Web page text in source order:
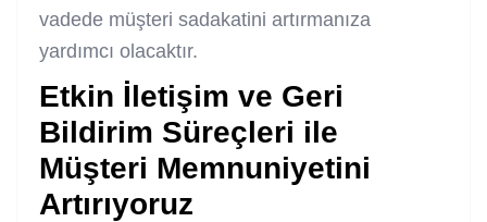
vadede müşteri sadakatini artırmanıza
yardımcı olacaktır.
Etkin İletişim ve Geri
Bildirim Süreçleri ile
Müşteri Memnuniyetini
Artırıyoruz